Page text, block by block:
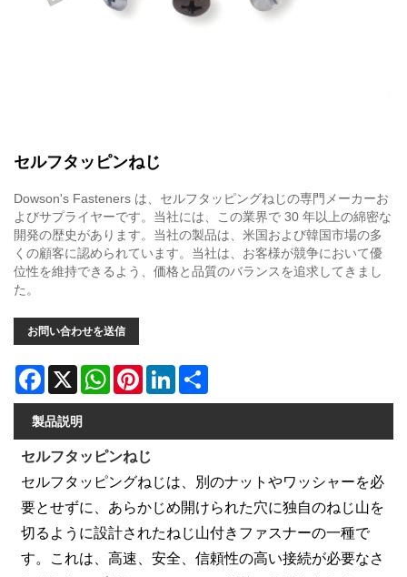
セルフタッピンねじ
Dowson's Fasteners は、セルフタッピングねじの専門メーカーお
よびサプライヤーです。当社には、この業界で 30 年以上の綿密な
開発の歴史があります。当社の製品は、米国および韓国市場の多
くの顧客に認められています。当社は、お客様が競争において優
位性を維持できるよう、価格と品質のバランスを追求してきまし
た。
お問い合わせを送信
Facebook
X WhatsAppPinterestLinkedIn
製品説明
セルフタッピンねじ
セルフタッピングねじは、別のナットやワッシャーを必
要とせずに、あらかじめ開けられた穴に独自のねじ山を
切るように設計されたねじ山付きファスナーの一種で
す。これは、高速、安全、信頼性の高い接続が必要なさ